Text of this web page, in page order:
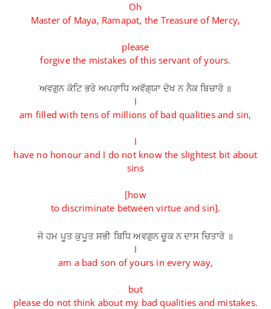
Oh
Master of Maya, Ramapat, the Treasure of Mercy,
please
forgive the mistakes of this servant of yours.
ਅਵਗੁਨ ਕੋਟਿ ਭਰੇ ਅਪਰਾਧਿ ਅਵੱਗ੍ਯਾ ਦੋਖ ਨ ਨੈਕ ਬਿਚਾਰੋ ॥
I
am filled with tens of millions of bad qualities and sin,
I
have no honour and I do not know the slightest bit about
sins
[how
to discriminate between virtue and sin].
ਜੋ ਹਮ ਪੂਤ ਕੁਪੂਤ ਸਭੀ ਬਿਧਿ ਅਵਗੁਨ ਚੂਕ ਨ ਦਾਸ ਚਿਤਾਰੋ ॥
I
am a bad son of yours in every way,
but
please do not think about my bad qualities and mistakes.